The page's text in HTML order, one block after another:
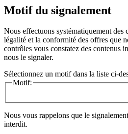
Motif du signalement
Nous effectuons systématiquement des
légalité et la conformité des offres que
contrôles vous constatez des contenus
nous le signaler.
Sélectionnez un motif dans la liste ci-
Motif:
Nous vous rappelons que le
interdit.